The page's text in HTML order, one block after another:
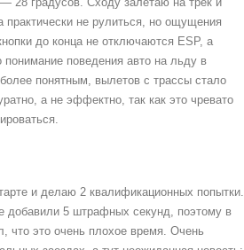
не рулиться, но ощущения
до конца не отключаются ESP, а
поведения авто на льду в
понятным, вылетов с трассы стало
а не эффектно, так как это чревато
и делаю 2 квалификационных попытки.
добавили 5 штрафных секунд, поэтому в
что это очень плохое время. Очень